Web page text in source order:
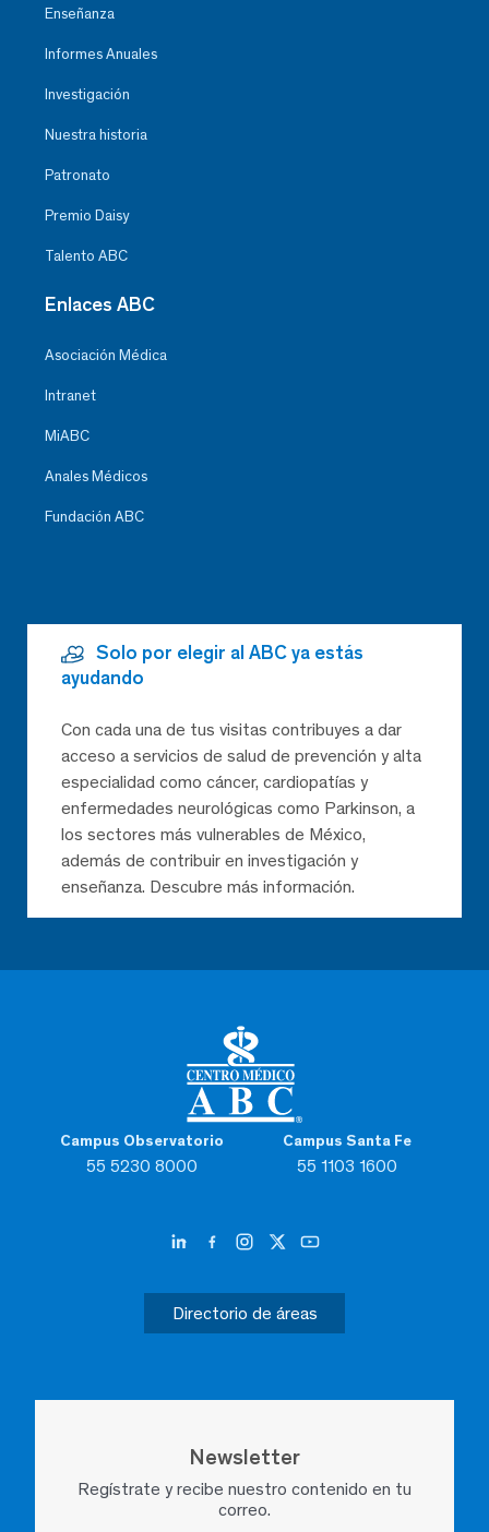
Campus Observatorio
55 5230 8000
Campus Santa Fe
55 1103 1600
Directorio de áreas
Newsletter
Regístrate y recibe nuestro contenido en tu
correo.
Enseñanza
Informes Anuales
Investigación
Nuestra historia
Patronato
Premio Daisy
Talento ABC
Enlaces ABC
Asociación Médica
Intranet
MiABC
Anales Médicos
Fundación ABC
Solo por elegir al ABC ya estás
ayudando
Con cada una de tus visitas contribuyes a dar
acceso a servicios de salud de prevención y alta
especialidad como cáncer, cardiopatías y
enfermedades neurológicas como Parkinson, a
los sectores más vulnerables de México,
además de contribuir en investigación y
enseñanza. Descubre más información.